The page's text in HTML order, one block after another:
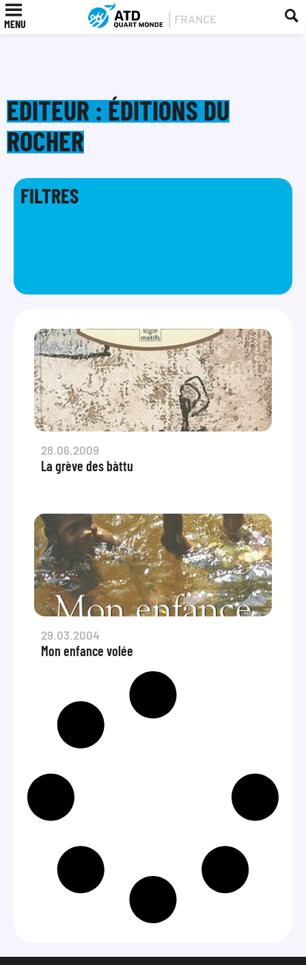
MENU
EDITEUR : ÉDITIONS DU
ROCHER
FILTRES
28.06.2009
La grève des bàttu
29.03.2004
Mon enfance volée